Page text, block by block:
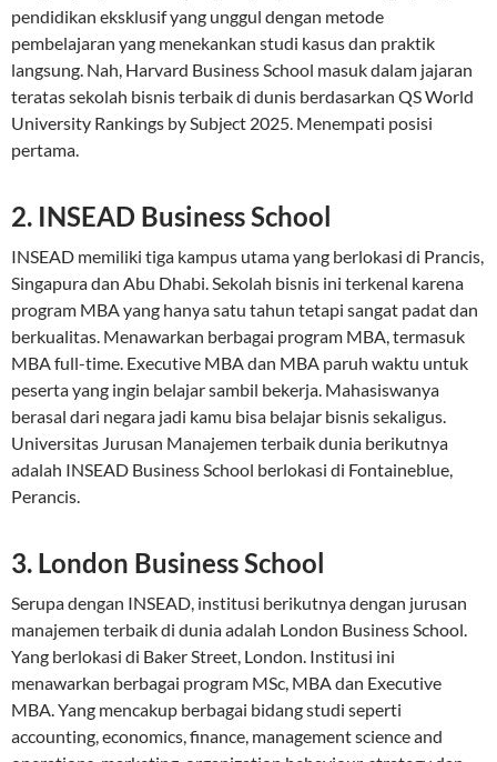
pendidikan eksklusif yang unggul dengan metode
pembelajaran yang menekankan studi kasus dan praktik
langsung. Nah, Harvard Business School masuk dalam jajaran
teratas sekolah bisnis terbaik di dunis berdasarkan QS World
University Rankings by Subject 2025. Menempati posisi
pertama.
2. INSEAD Business School
INSEAD memiliki tiga kampus utama yang berlokasi di Prancis,
Singapura dan Abu Dhabi. Sekolah bisnis ini terkenal karena
program MBA yang hanya satu tahun tetapi sangat padat dan
berkualitas. Menawarkan berbagai program MBA, termasuk
MBA full-time. Executive MBA dan MBA paruh waktu untuk
peserta yang ingin belajar sambil bekerja. Mahasiswanya
berasal dari negara jadi kamu bisa belajar bisnis sekaligus.
Universitas Jurusan Manajemen terbaik dunia berikutnya
adalah INSEAD Business School berlokasi di Fontaineblue,
Perancis.
3. London Business School
Serupa dengan INSEAD, institusi berikutnya dengan jurusan
manajemen terbaik di dunia adalah London Business School.
Yang berlokasi di Baker Street, London. Institusi ini
menawarkan berbagai program MSc, MBA dan Executive
MBA. Yang mencakup berbagai bidang studi seperti
accounting, economics, finance, management science and